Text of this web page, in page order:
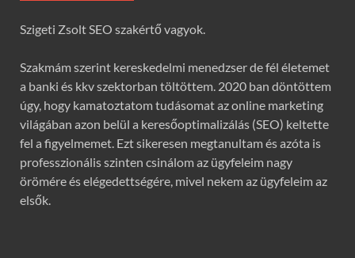
Szigeti Zsolt SEO szakértő vagyok.
Szakmám szerint kereskedelmi menedzser de fél életemet
a banki és kkv szektorban töltöttem. 2020 ban döntöttem
úgy, hogy kamatoztatom tudásomat az online marketing
világában azon belül a keresőoptimalizálás (SEO) keltette
fel a figyelmemet. Ezt sikeresen megtanultam és azóta is
professzionális szinten csinálom az ügyfeleim nagy
örömére és elégedettségére, mivel nekem az ügyfeleim az
elsők.